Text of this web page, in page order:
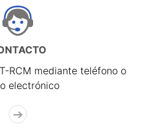
RCM mediante teléfono o
electrónico